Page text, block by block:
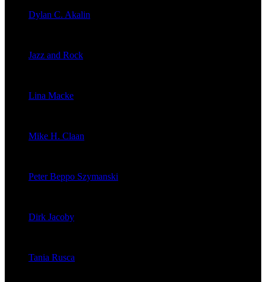
Dylan C. Akalin
Jazz and Rock
Lina Macke
Mike H. Claan
Peter Beppo Szymanski
Dirk Jacoby
Tania Rusca